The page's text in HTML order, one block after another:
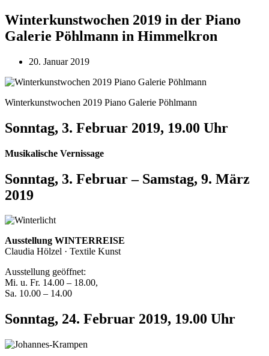
Winterkunstwochen 2019 in der Piano
Galerie Pöhlmann in Himmelkron
20. Januar 2019
Winterkunstwochen 2019 Piano Galerie Pöhlmann
Sonntag, 3. Februar 2019, 19.00 Uhr
Musikalische Vernissage
Sonntag, 3. Februar – Samstag, 9. März
2019
Ausstellung WINTERREISE
Claudia Hölzel · Textile Kunst
Ausstellung geöffnet:
Mi. u. Fr. 14.00 – 18.00,
Sa. 10.00 – 14.00
Sonntag, 24. Februar 2019, 19.00 Uhr